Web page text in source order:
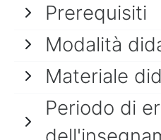
Prerequisiti
Modalità
Materiale
Periodo di